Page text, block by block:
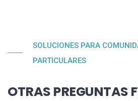
SOLUCIONES PARA
PARTICULARES
OTRAS PREGUNTAS